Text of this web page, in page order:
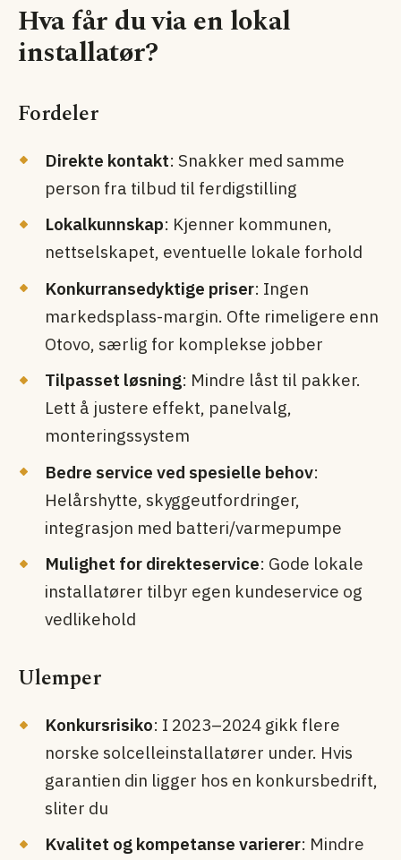
Hva får du via en lokal
installatør?
Fordeler
Direkte kontakt: Snakker med samme
person fra tilbud til ferdigstilling
Lokalkunnskap: Kjenner kommunen,
nettselskapet, eventuelle lokale forhold
Konkurransedyktige priser: Ingen
markedsplass-margin. Ofte rimeligere enn
Otovo, særlig for komplekse jobber
Tilpasset løsning: Mindre låst til pakker.
Lett å justere effekt, panelvalg,
monteringssystem
Bedre service ved spesielle behov:
Helårshytte, skygge­utfordringer,
integrasjon med batteri/varmepumpe
Mulighet for direkteservice: Gode lokale
installatører tilbyr egen kunde­service og
vedlikehold
Ulemper
Konkursrisiko: I 2023–2024 gikk flere
norske solcelle­installatører under. Hvis
garantien din ligger hos en konkurs­bedrift,
sliter du
Kvalitet og kompetanse varierer: Mindre